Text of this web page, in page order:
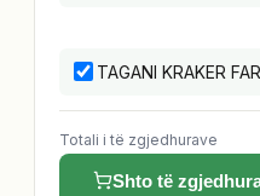
TAGANI KRAKER
Totali i të zgjedhurave
Shto të